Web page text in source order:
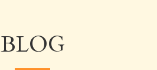
BLOG